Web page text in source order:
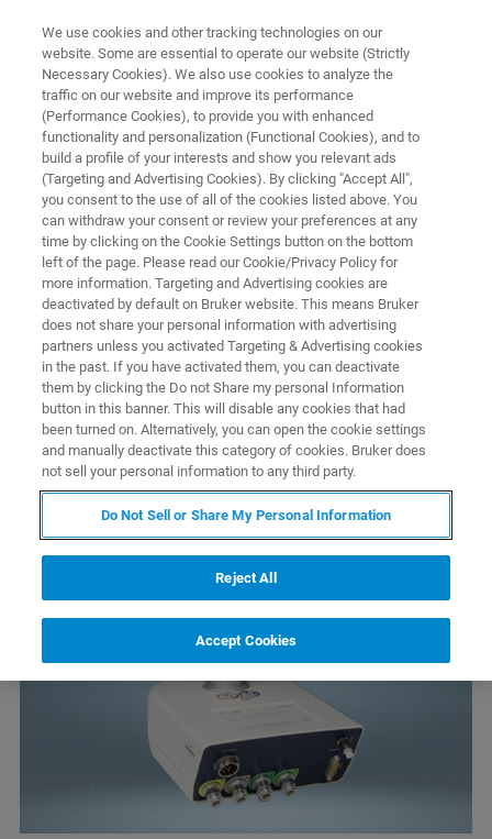
NMR装置
室温プローブ
ブルカーは、低分子の1H NMR測定から、1H
検出の多次元NMR実験を含む高度な研究アプ
リケーションまで、ほぼ全てのアプリケーシ
ョンに対応した最高の性能のプローブを提供
することができます。
We use cookies and other tracking technologies on our
website. Some are essential to operate our website (Strictly
Necessary Cookies). We also use cookies to analyze the
traffic on our website and improve its performance
(Performance Cookies), to provide you with enhanced
functionality and personalization (Functional Cookies), and to
build a profile of your interests and show you relevant ads
(Targeting and Advertising Cookies). By clicking "Accept All",
you consent to the use of all of the cookies listed above. You
can withdraw your consent or review your preferences at any
time by clicking on the Cookie Settings button on the bottom
left of the page. Please read our Cookie/Privacy Policy for
more information. Targeting and Advertising cookies are
deactivated by default on Bruker website. This means Bruker
does not share your personal information with advertising
partners unless you activated Targeting & Advertising cookies
in the past. If you have activated them, you can deactivate
them by clicking the Do not Share my personal Information
button in this banner. This will disable any cookies that had
been turned on. Alternatively, you can open the cookie settings
and manually deactivate this category of cookies. Bruker does
not sell your personal information to any third party.
Do Not Sell or Share My Personal Information
Reject All
Accept Cookies